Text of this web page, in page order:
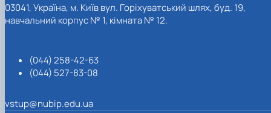
03041, Україна, м. Київ вул. Горіхуватський шлях, буд. 19,
навчальний корпус № 1, кімната № 12.
(044) 258-42-63
(044) 527-83-08
vstup@nubip.edu.ua